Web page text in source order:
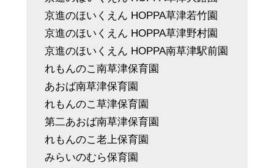
京進のほいくえん HOPPA草津若竹園
京進のほいくえん HOPPA草津野村園
京進のほいくえん HOPPA南草津駅前園
れもんのこ南草津保育園
あおば南草津保育園
れもんのこ草津保育園
第二あおば南草津保育園
れもんのこ老上保育園
みらいのむら保育園